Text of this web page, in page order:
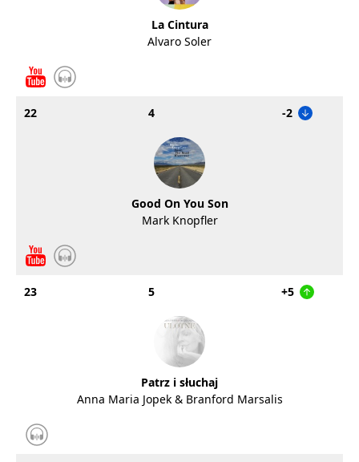
La Cintura
Alvaro Soler
22 4 -2
Good On You Son
Mark Knopfler
23 5 +5
Patrz i słuchaj
Anna Maria Jopek & Branford Marsalis